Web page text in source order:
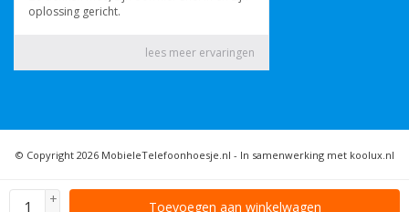
+
Toevoegen aan winkelwagen
© Copyright 2026 MobieleTelefoonhoesje.nl - In samenwerking met koolux.nl